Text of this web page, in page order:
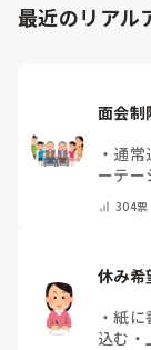
と嬉しいです。
最近のリアル
面会制
・ 通常
ーテー
304票
休み希
・紙に
込む ・